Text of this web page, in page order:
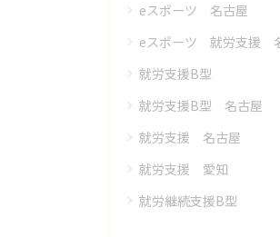
eスポーツ 名古屋
eスポーツ 就労支援
就労支援B型
就労支援B型 名古屋
就労支援 名古屋
就労支援 愛知
就労継続支援B型